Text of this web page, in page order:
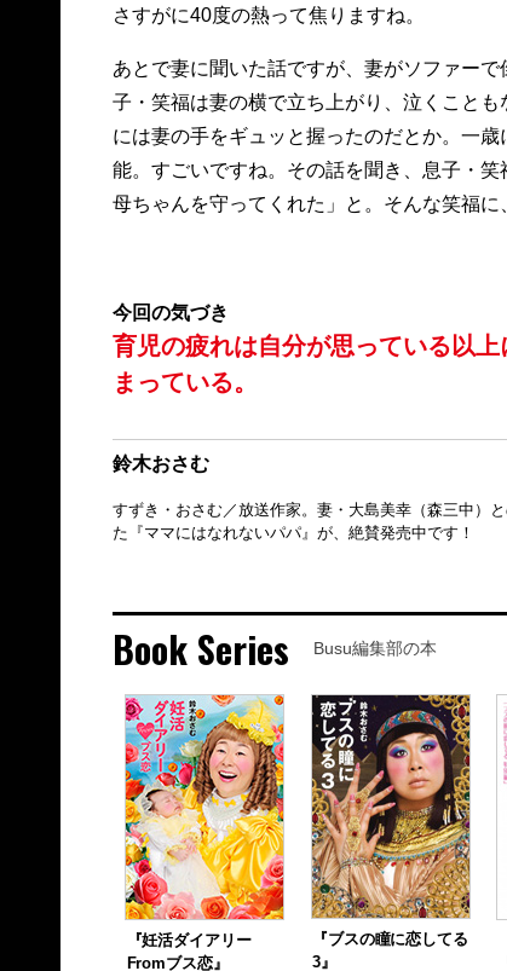
さすがに40度の熱って焦りますね。
あとで妻に聞いた話ですが、妻がソファー
子・笑福は妻の横で立ち上がり、泣くこと
には妻の手をギュッと握ったのだとか。一
能。すごいですね。その話を聞き、息子・笑
母ちゃんを守ってくれた」と。そんな笑福に
今回の気づき
育児の疲れは自分が思っている以上
まっている。
鈴木おさむ
すずき・おさむ／放送作家。妻・大島美幸（森三中）
た『ママにはなれないパパ』が、絶賛発売中です！
Book Series Busu編集部の本
『妊活ダイアリー
Fromブス恋』
『ブスの瞳に恋してる
3』